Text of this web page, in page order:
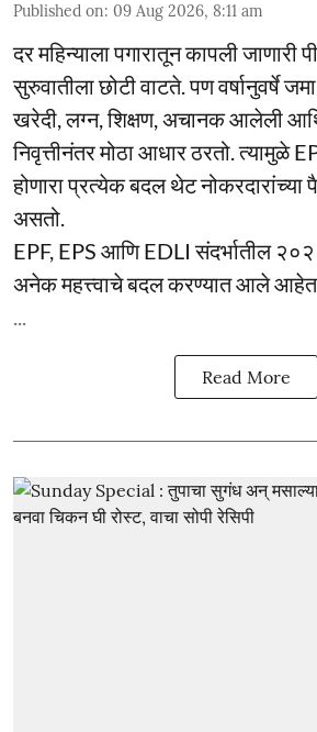
Published on: 09 Aug 2026, 8:11 am
दर महिन्याला पगारातून कापली जाणारी
सुरुवातीला छोटी वाटते. पण वर्षानुवर्षे
खरेदी, लग्न, शिक्षण, अचानक आलेली
निवृत्तीनंतर मोठा आधार ठरतो. त्यामुळे
होणारा प्रत्येक बदल थेट नोकरदारांच्या
असतो.
EPF, EPS आणि EDLI संदर्भातील
अनेक महत्त्वाचे बदल करण्यात आले
...
Read More